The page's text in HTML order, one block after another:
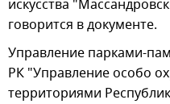
искусства
говорится в документе.
Управление парками-
РК "Управление особо
территориями